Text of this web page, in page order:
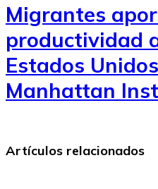
Migrantes
productividad
Estados
Manhattan
Artículos relacionados